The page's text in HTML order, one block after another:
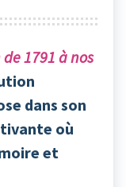
1791 à nos
dans son
où
et